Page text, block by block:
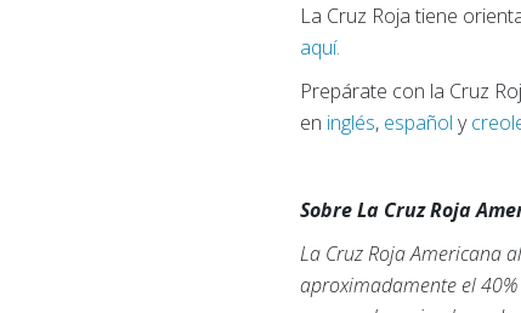
La Cruz Roja tiene
aquí.
Prepárate con la Cruz
en inglés, español y
Sobre La Cruz Roja
La Cruz Roja Americana
aproximadamente el